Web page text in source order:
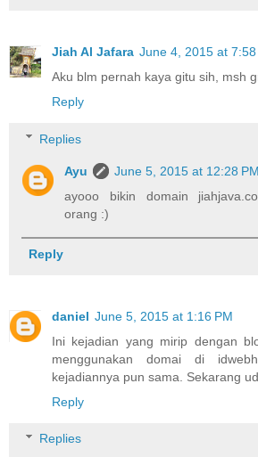
Jiah Al Jafara June 4, 2015 at 7:58
Aku blm pernah kaya gitu sih, msh
Reply
Replies
Ayu
June 5, 2015 at 12:28 PM
ayooo bikin domain
orang :)
Reply
daniel June 5, 2015 at 1:16 PM
Ini kejadian yang mirip dengan
menggunakan domai di
kejadiannya pun sama. Sekarang
Reply
Replies